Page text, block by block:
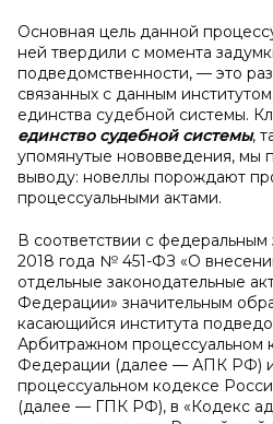
Основная цель данной
ней твердили с момента
подведомственности, — это
связанных с данным
единства судебной системы.
единство судебной системы,
упомянутые нововведения, мы
выводу: новеллы порождают
процессуальными актами.
В соответствии с
2018 года № 451-ФЗ «О
отдельные законодательные
Федерации» значительным
касающийся института
Арбитражном процессуальном
Федерации (далее — АПК РФ)
процессуальном кодексе
(далее — ГПК РФ), в «Кодекс